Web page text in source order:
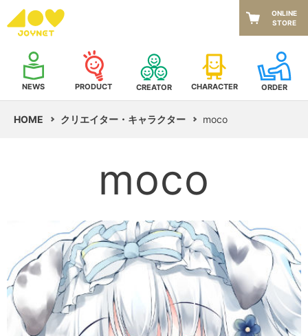
NEWS PRODUCT CREATOR CHARACTER ORDER
ONLINE
STORE
HOME クリエイター・キャラクター moco
moco